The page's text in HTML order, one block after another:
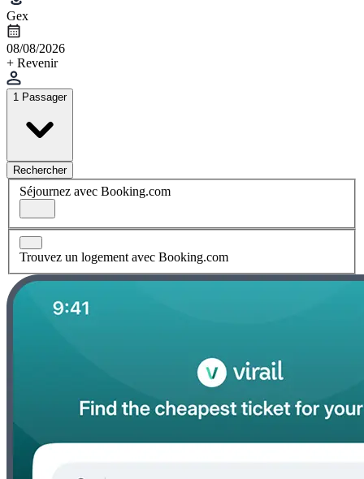
Gex
08/08/2026
+ Revenir
1 Passager
Rechercher
Séjournez avec Booking.com
Trouvez un logement avec Booking.com